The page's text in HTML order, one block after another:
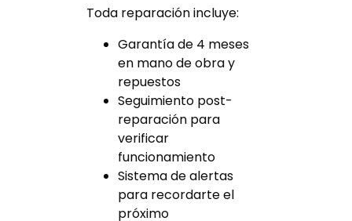
Toda reparación incluye:
Garantía de 4 meses
en mano de obra y
repuestos
Seguimiento post-
reparación para
verificar
funcionamiento
Sistema de alertas
para recordarte el
próximo